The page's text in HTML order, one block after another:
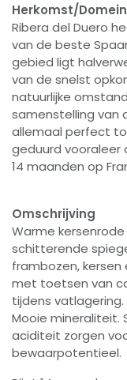
Herkomst/Domein
Ribera del Duero
van de beste
gebied ligt
van de snelst
natuurlijke
samenstelling van
allemaal perfect
geduurd vooraleer
14 maanden op
Omschrijving
Warme
schitterende
frambozen,
met toetsen van
tijdens vatlagering.
Mooie mineraliteit.
aciditeit zorgen
bewaarpotentieel.